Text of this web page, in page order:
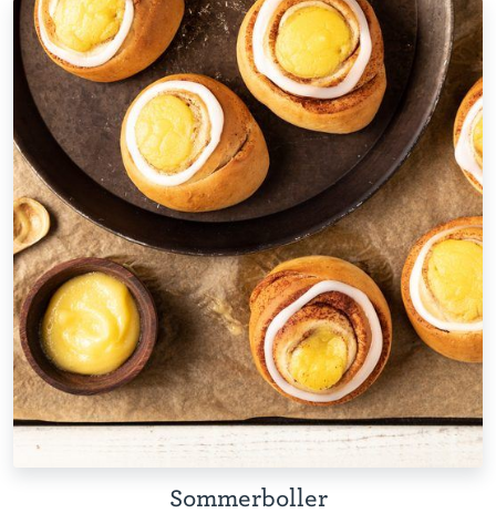
Sommerboller